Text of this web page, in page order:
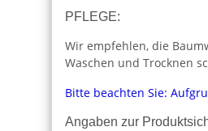
PFLEGE:
Wir empfehlen, die
Waschen und Trocknen
Bitte beachten Sie:
Angaben zur